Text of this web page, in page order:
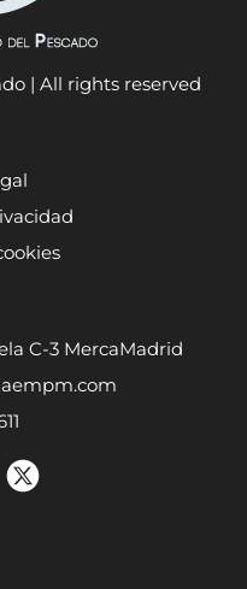
| All rights reserved
C-3 MercaMadrid